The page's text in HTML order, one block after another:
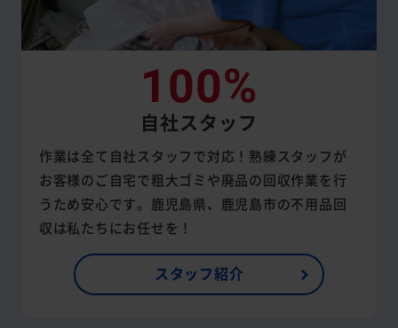
100%
自社スタッフ
作業は全て自社スタッフで対応！熟練スタッフが
お客様のご自宅で粗大ゴミや廃品の回収作業を行
うため安心です。鹿児島県、鹿児島市の不用品回
収は私たちにお任せを！
スタッフ紹介